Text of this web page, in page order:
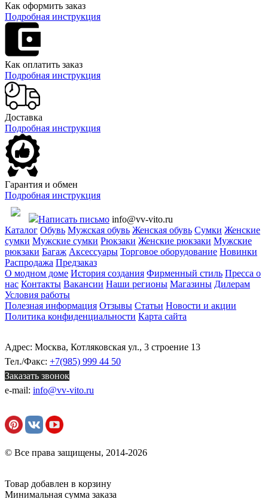
Как оформить заказ
Подробная инструкция
Как оплатить заказ
Подробная инструкция
Доставка
Подробная инструкция
Гарантия и обмен
Подробная инструкция
Написать письмо info@vv-vito.ru
Каталог Обувь Мужская обувь Женская обувь Сумки Женские
сумки Мужские сумки Рюкзаки Женские рюкзаки Мужские
рюкзаки Багаж Аксессуары Торговое оборудование Новинки
Распродажа Предзаказ
О модном доме История создания Фирменный стиль Пресса о
нас Контакты Вакансии Наши регионы Магазины Дилерам
Условия работы
Полезная информация Отзывы Статьи Новости и акции
Политика конфиденциальности Карта сайта
Адрес: Москва, Котляковская ул., 3 строение 13
Тел./Факс: +7(985) 999 44 50
Заказать звонок
e-mail: info@vv-vito.ru
© Все права защищены, 2014-2026
Товар добавлен в корзину
Минимальная сумма заказа